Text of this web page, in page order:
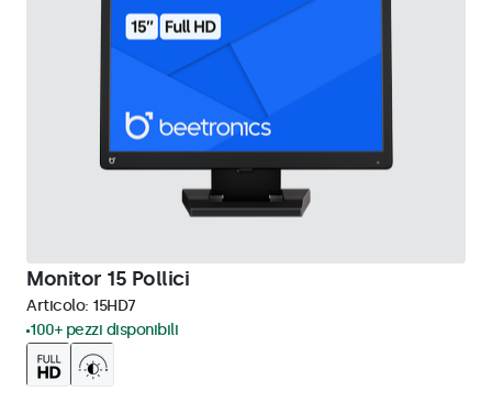
Monitor 15 Pollici
Articolo: 15HD7
100+ pezzi disponibili